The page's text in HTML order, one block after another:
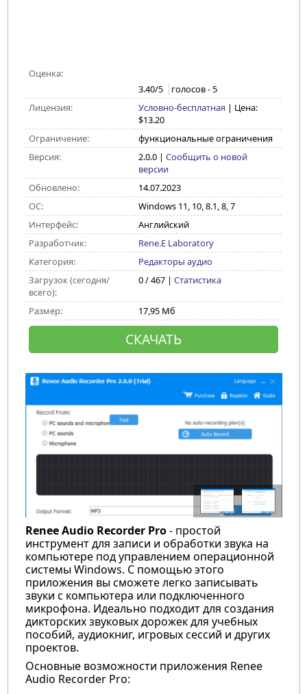
Оценка:
3.40/5 голосов -5
Лицензия:
Условно-бесплатная | Цена:
$13.20
Ограничение:
функциональные ограничения
Версия:
2.0.0| Сообщить о новой
версии
Обновлено:
14.07.2023
ОС:
Windows 11, 10, 8.1, 8, 7
Интерфейс:
Английский
Разработчик:
Rene.E Laboratory
Категория:
Редакторы аудио
Загрузок (сегодня/
всего):
0 / 467 | Статистика
Размер: 17,95 Мб
СКАЧАТЬ
Renee Audio Recorder Pro- простой
инструмент для записи и обработки звука на
компьютере под управлением операционной
системы Windows. С помощью этого
приложения вы сможете легко записывать
звуки с компьютера или подключенного
микрофона. Идеально подходит для создания
дикторских звуковых дорожек для учебных
пособий, аудиокниг, игровых сессий и других
проектов.
Основные возможности приложения Renee
Audio Recorder Pro: